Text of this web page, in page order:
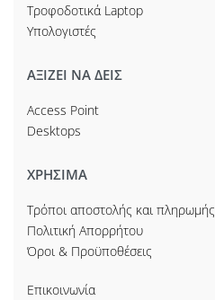
Τροφοδοτικά Laptop
Υπολογιστές
ΑΞΙΖΕΙ ΝΑ ΔΕΙΣ
Access Point
Desktops
ΧΡΗΣΙΜΑ
Τρόποι αποστολής και πληρωμής
Πολιτική Απορρήτου
Όροι & Προϋποθέσεις
Επικοινωνία